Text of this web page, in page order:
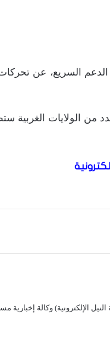
الدعم السريع، عن
من الولايات الغربية
الإلكترونية) وكالة إخبارية